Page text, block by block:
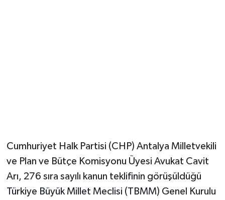
Cumhuriyet Halk Partisi (CHP) Antalya Milletvekili
ve Plan ve Bütçe Komisyonu Üyesi Avukat Cavit
Arı, 276 sıra sayılı kanun teklifinin görüşüldüğü
Türkiye Büyük Millet Meclisi (TBMM) Genel Kurulu